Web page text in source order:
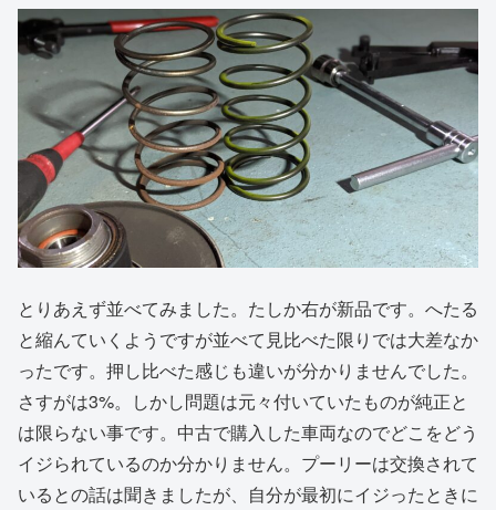
とりあえず並べてみました。たしか右が新品です。へたる
と縮んていくようですが並べて見比べた限りでは大差なか
ったです。押し比べた感じも違いが分かりませんでした。
さすがは3%。しかし問題は元々付いていたものが純正と
は限らない事です。中古で購入した車両なのでどこをどう
イジられているのか分かりません。プーリーは交換されて
いるとの話は聞きましたが、自分が最初にイジったときに